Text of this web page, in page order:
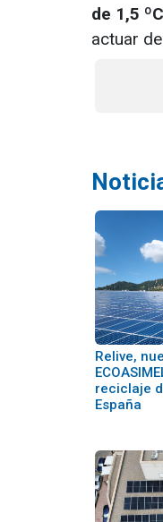
de 1,5
actuar
Relive,
reciclaje
España